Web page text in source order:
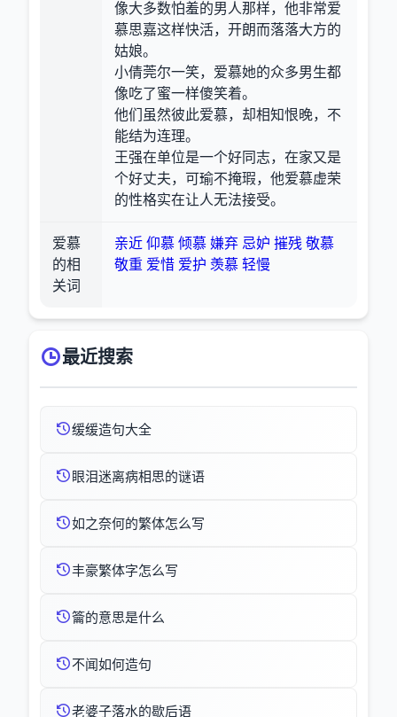
像大多数怕羞的男人那样，他非常爱
慕思嘉这样快活，开朗而落落大方的
姑娘。
小倩莞尔一笑，爱慕她的众多男生都
像吃了蜜一样傻笑着。
他们虽然彼此爱慕，却相知恨晚，不
能结为连理。
王强在单位是一个好同志，在家又是
个好丈夫，可瑜不掩瑕，他爱慕虚荣
的性格实在让人无法接受。
爱慕
的相
关词
亲近 仰慕 倾慕 嫌弃 忌妒 摧残 敬慕
敬重 爱惜 爱护 羡慕 轻慢
最近搜索
缓缓造句大全
眼泪迷离病相思的谜语
如之奈何的繁体怎么写
丰豪繁体字怎么写
籥的意思是什么
不闻如何造句
老婆子落水的歇后语